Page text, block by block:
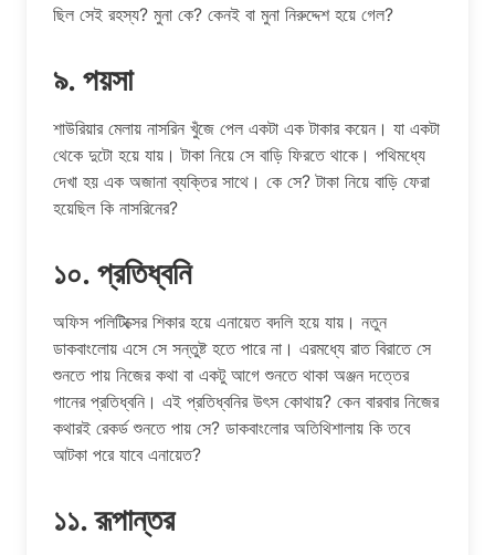
ছিল সেই রহস্য? মুনা কে? কেনই বা মুনা নিরুদ্দেশ হয়ে গেল?
৯. পয়সা
শাউরিয়ার মেলায় নাসরিন খুঁজে পেল একটা এক টাকার কয়েন। যা একটা
থেকে দুটো হয়ে যায়। টাকা নিয়ে সে বাড়ি ফিরতে থাকে। পথিমধ্যে
দেখা হয় এক অজানা ব্যক্তির সাথে। কে সে? টাকা নিয়ে বাড়ি ফেরা
হয়েছিল কি নাসরিনের?
১০. প্রতিধ্বনি
অফিস পলিটিক্সের শিকার হয়ে এনায়েত বদলি হয়ে যায়। নতুন
ডাকবাংলোয় এসে সে সন্তুষ্ট হতে পারে না। এরমধ্যে রাত বিরাতে সে
শুনতে পায় নিজের কথা বা একটু আগে শুনতে থাকা অঞ্জন দত্তের
গানের প্রতিধ্বনি। এই প্রতিধ্বনির উৎস কোথায়? কেন বারবার নিজের
কথারই রেকর্ড শুনতে পায় সে? ডাকবাংলোর অতিথিশালায় কি তবে
আটকা পরে যাবে এনায়েত?
১১. রূপান্তর